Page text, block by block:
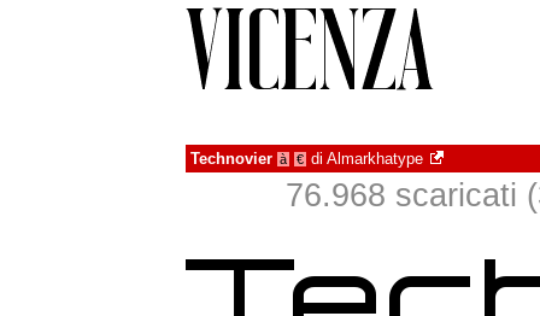
Technovier à € di Almarkhatype
76.968 scaricati